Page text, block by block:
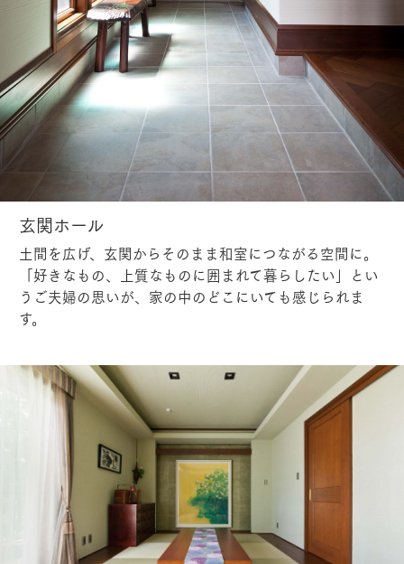
玄関ホール
土間を広げ、玄関からそのまま和室につながる空間に。
「好きなもの、上質なものに囲まれて暮らしたい」とい
うご夫婦の思いが、家の中のどこにいても感じられま
す。